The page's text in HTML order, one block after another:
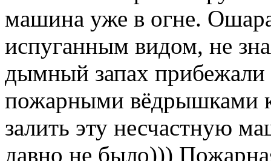
машина уже в огне.
испуганным видом, не
дымный запах
пожарными вёдрышками
залить эту несчастную
давно не было)))